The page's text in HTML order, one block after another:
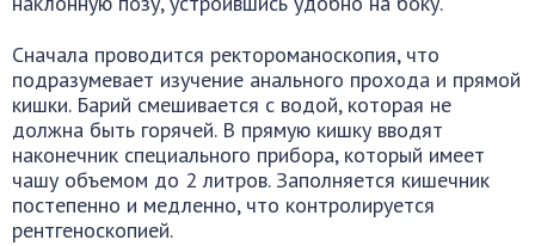
Сначала проводится ректороманоскопия, что
подразумевает изучение анального прохода и прямой
кишки. Барий смешивается с водой, которая не
должна быть горячей. В прямую кишку вводят
наконечник специального прибора, который имеет
чашу объемом до 2 литров. Заполняется кишечник
постепенно и медленно, что контролируется
рентгеноскопией.